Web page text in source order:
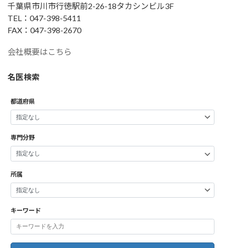
千葉県市川市行徳駅前2-26-18タカシンビル3F
TEL：047-398-5411
FAX：047-398-2670
会社概要はこちら
名医検索
都道府県
専門分野
所属
キーワード